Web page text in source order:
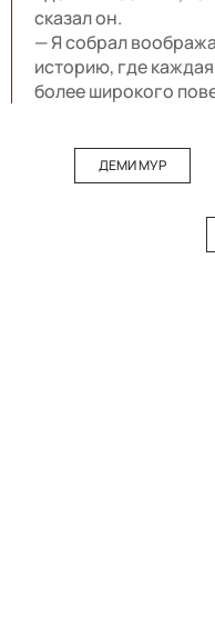
сказал он.
— Я собрал
историю, где
более широкого
ДЕМИ МУР